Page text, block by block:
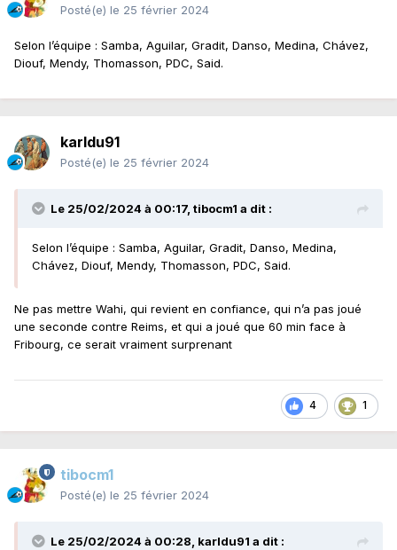
Posté(e) le 25 février 2024
Selon l’équipe : Samba, Aguilar, Gradit, Danso, Medina, Chávez,
Diouf, Mendy, Thomasson, PDC, Said.
karldu91
Posté(e) le 25 février 2024
Le 25/02/2024 à 00:17, tibocm1 a dit :
Selon l’équipe : Samba, Aguilar, Gradit, Danso, Medina,
Chávez, Diouf, Mendy, Thomasson, PDC, Said.
Ne pas mettre Wahi, qui revient en confiance, qui n’a pas joué
une seconde contre Reims, et qui a joué que 60 min face à
Fribourg, ce serait vraiment surprenant
4 1
tibocm1
Posté(e) le 25 février 2024
Le 25/02/2024 à 00:28, karldu91 a dit :